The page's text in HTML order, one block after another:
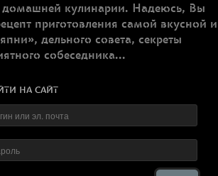
домашней кулинарии. Надеюсь, Вы
приготовления самой вкусной и
дельного совета, секреты
собеседника...
НА САЙТ